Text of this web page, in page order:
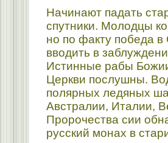
Начинают падать
спутники. Молодцы
но по факту победа
вводить в
Истинные рабы
Церкви послушны.
полярных ледяных
Австралии, Италии,
Пророчества сии
русский монах в